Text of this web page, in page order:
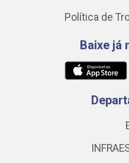
Política de
Baixe já